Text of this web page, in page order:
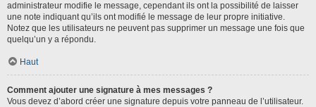
administrateur modifie le message, cependant ils ont la possibilité de laisser
une note indiquant qu’ils ont modifié le message de leur propre initiative.
Notez que les utilisateurs ne peuvent pas supprimer un message une fois que
quelqu’un y a répondu.
Haut
Comment ajouter une signature à mes messages ?
Vous devez d’abord créer une signature depuis votre panneau de l’utilisateur.